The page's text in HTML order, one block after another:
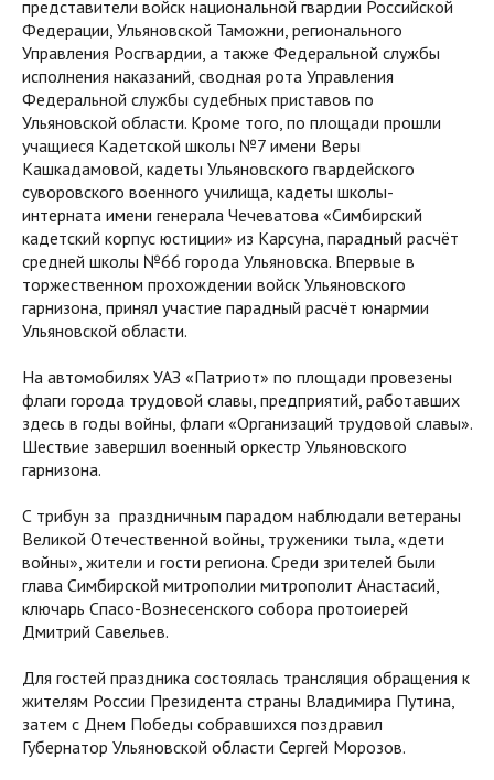
представители войск национальной гвардии Российской
Федерации, Ульяновской Таможни, регионального
Управления Росгвардии, а также Федеральной службы
исполнения наказаний, сводная рота Управления
Федеральной службы судебных приставов по
Ульяновской области. Кроме того, по площади прошли
учащиеся Кадетской школы №7 имени Веры
Кашкадамовой, кадеты Ульяновского гвардейского
суворовского военного училища, кадеты школы-
интерната имени генерала Чечеватова «Симбирский
кадетский корпус юстиции» из Карсуна, парадный расчёт
средней школы №66 города Ульяновска. Впервые в
торжественном прохождении войск Ульяновского
гарнизона, принял участие парадный расчёт юнармии
Ульяновской области.
На автомобилях УАЗ «Патриот» по площади провезены
флаги города трудовой славы, предприятий, работавших
здесь в годы войны, флаги «Организаций трудовой славы».
Шествие завершил военный оркестр Ульяновского
гарнизона.
С трибун за праздничным парадом наблюдали ветераны
Великой Отечественной войны, труженики тыла, «дети
войны», жители и гости региона. Среди зрителей были
глава Симбирской митрополии митрополит Анастасий,
ключарь Спасо-Вознесенского собора протоиерей
Дмитрий Савельев.
Для гостей праздника состоялась трансляция обращения к
жителям России Президента страны Владимира Путина,
затем с Днем Победы собравшихся поздравил
Губернатор Ульяновской области Сергей Морозов.